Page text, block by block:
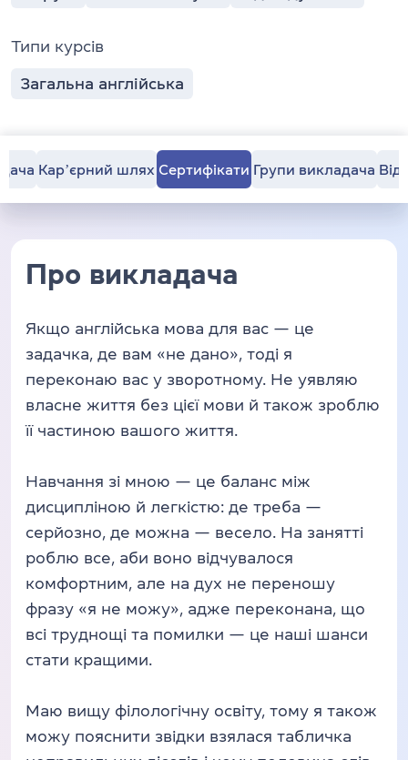
Типи курсів
Загальна англійська
Карʼєрний шлях Сертифікати Групи викладача
Про викладача
Якщо англійська мова для вас — це
задачка, де вам «не дано», тоді я
переконаю вас у зворотному. Не уявляю
власне життя без цієї мови й також зроблю
її частиною вашого життя.
Навчання зі мною — це баланс між
дисципліною й легкістю: де треба —
серйозно, де можна — весело. На занятті
роблю все, аби воно відчувалося
комфортним, але на дух не переношу
фразу «я не можу», адже переконана, що
всі труднощі та помилки — це наші шанси
стати кращими.
Маю вищу філологічну освіту, тому я також
можу пояснити звідки взялася табличка